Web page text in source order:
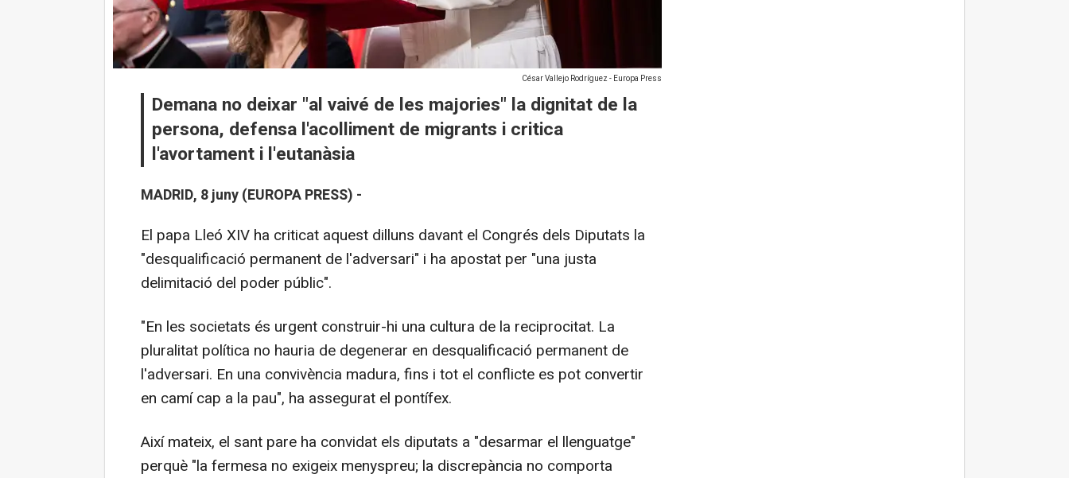
César Vallejo Rodríguez - Europa Press
Demana no deixar "al vaivé de les majories" la dignitat de la
persona, defensa l'acolliment de migrants i critica
l'avortament i l'eutanàsia
MADRID, 8 juny (EUROPA PRESS) -
El papa Lleó XIV ha criticat aquest dilluns davant el Congrés dels Diputats la
"desqualificació permanent de l'adversari" i ha apostat per "una justa
delimitació del poder públic".
"En les societats és urgent construir-hi una cultura de la reciprocitat. La
pluralitat política no hauria de degenerar en desqualificació permanent de
l'adversari. En una convivència madura, fins i tot el conflicte es pot convertir
en camí cap a la pau", ha assegurat el pontífex.
Així mateix, el sant pare ha convidat els diputats a "desarmar el llenguatge"
perquè "la fermesa no exigeix menyspreu; la discrepància no comporta